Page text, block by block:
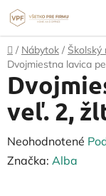
Prejsť
na
obsah
Domov
/ Nábytok / Školský
Dvojmiestna lavica
veľ. 2,
Priemerné
hodnotenie
Neohodnotené
Značka: Alba